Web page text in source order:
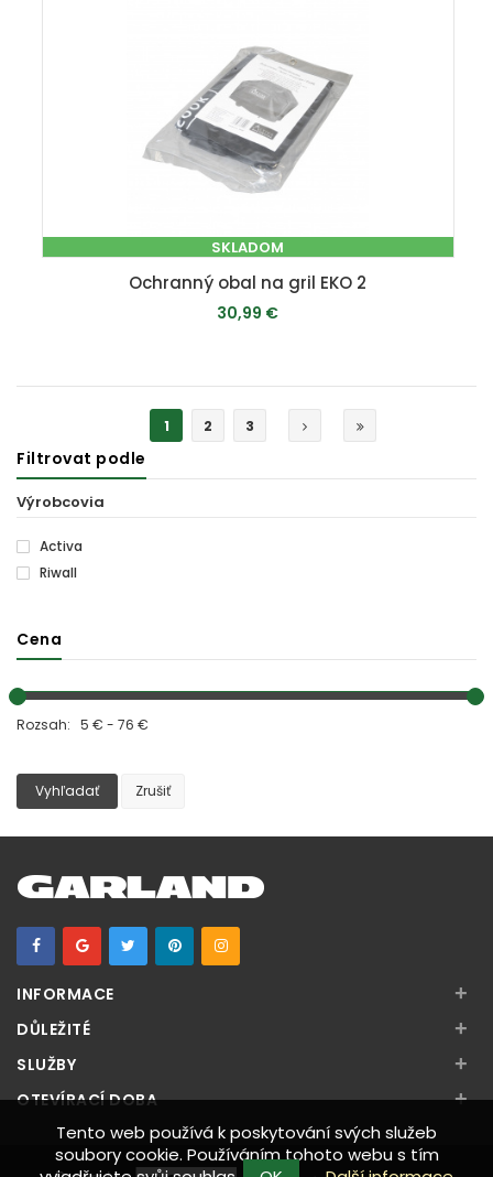
SKLADOM
Ochranný obal na gril EKO 2
30,99 €
1 2 3
Filtrovat podle
Výrobcovia
Activa
Riwall
Cena
Rozsah: 5 € - 76 €
Vyhľadať Zrušiť
INFORMACE +
DŮLEŽITÉ +
SLUŽBY +
OTEVÍRACÍ DOBA +
Tento web používá k poskytování svých služeb
soubory cookie. Používáním tohoto webu s tím